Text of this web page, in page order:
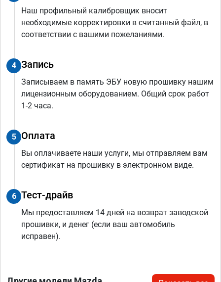
Наш профильный калибровщик вносит
необходимые корректировки в считанный файл, в
соответствии с вашими пожеланиями.
4 Запись
Записываем в память ЭБУ новую прошивку нашим
лицензионным оборудованием. Общий срок работ
1-2 часа.
5 Оплата
Вы оплачиваете наши услуги, мы отправляем вам
сертификат на прошивку в электронном виде.
6 Тест-драйв
Мы предоставляем 14 дней на возврат заводской
прошивки, и денег (если ваш автомобиль
исправен).